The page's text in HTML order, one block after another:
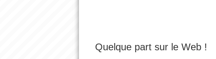
Quelque part sur le Web !